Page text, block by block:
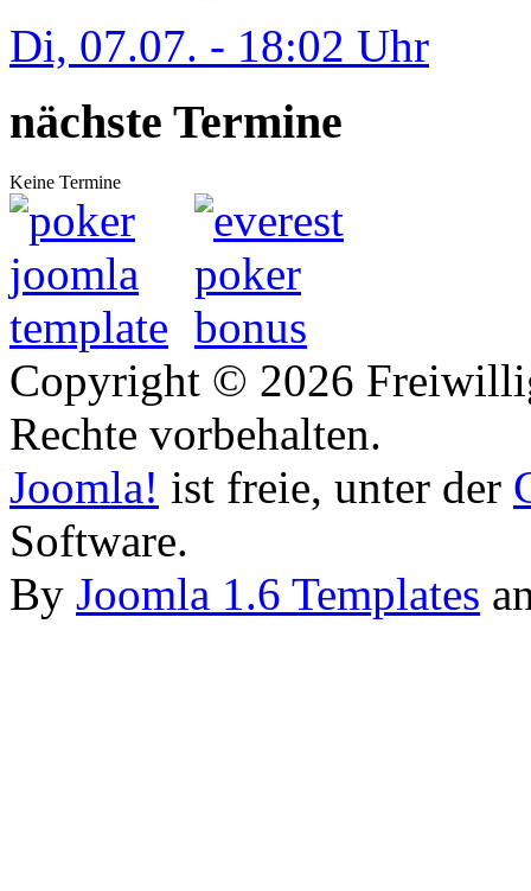
Di, 07.07. - 18:02 Uhr
nächste Termine
Keine Termine
Copyright © 2026
Rechte vorbehalten.
Joomla! ist freie, unter der
Software.
By Joomla 1.6 Templates